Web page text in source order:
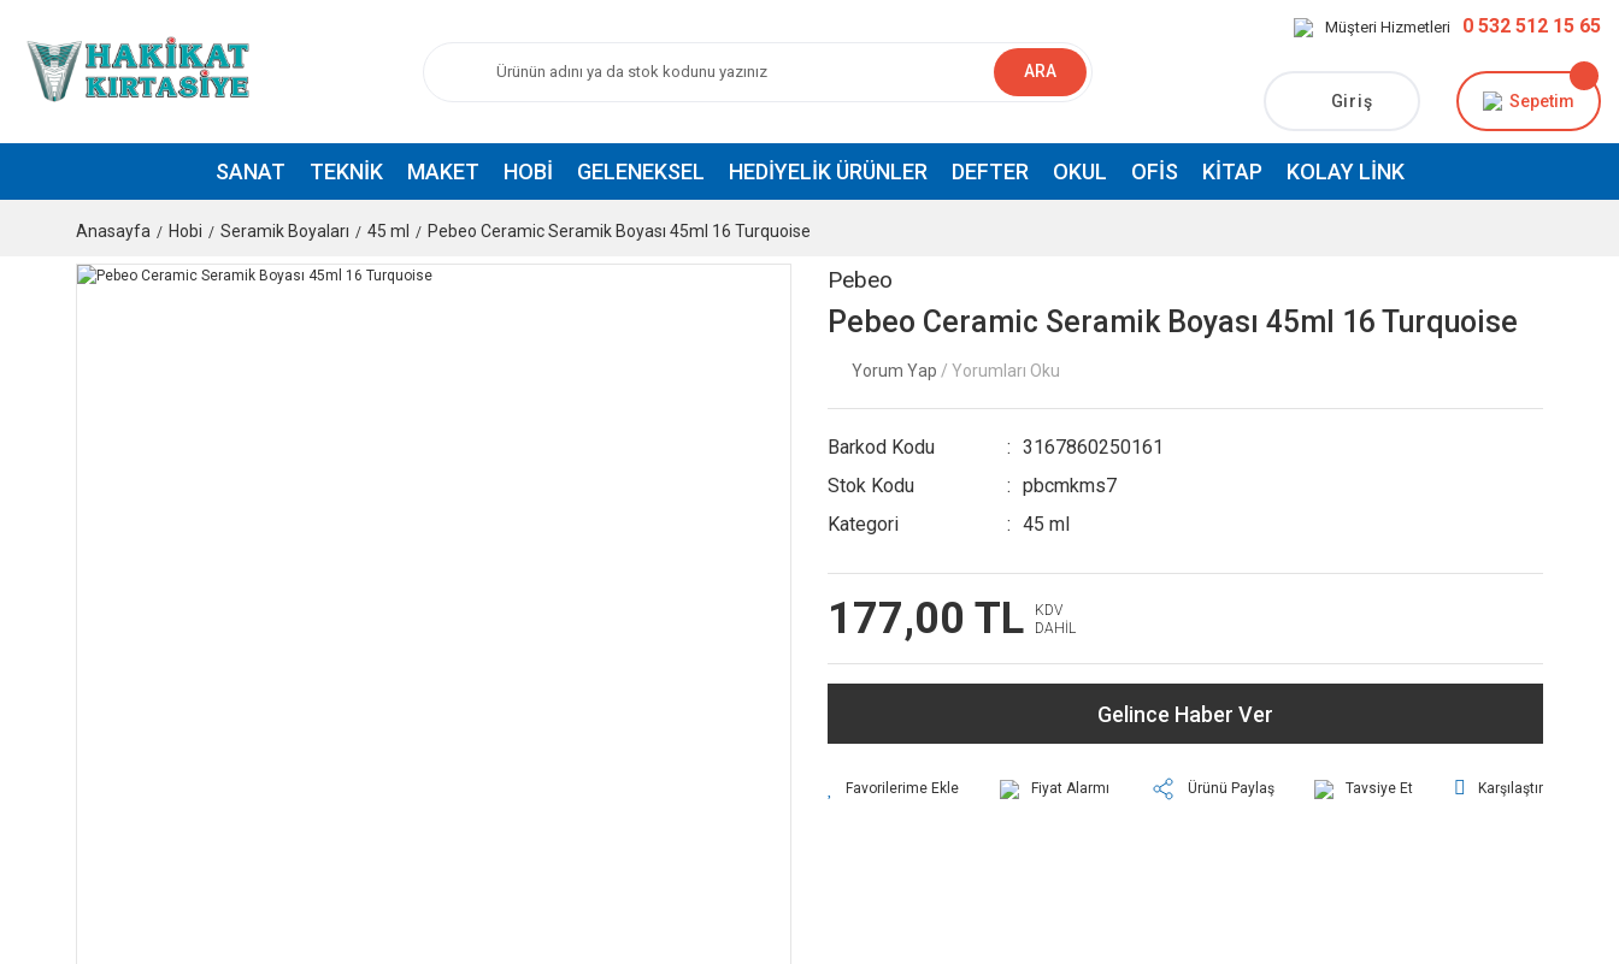
ARA
Müşteri Hizmetleri 0 532 512 15 65
Giriş Sepetim
SANAT TEKNIK MAKET HOBI GELENEKSEL HEDIYELIK ÜRÜNLER DEFTER OKUL OFIS KITAP KOLAY LINK
Anasayfa Hobi Seramik Boyaları 45 ml Pebeo Ceramic Seramik Boyası 45ml 16 Turquoise
Pebeo
Pebeo Ceramic Seramik Boyası 45ml 16 Turquoise
Yorum Yap / Yorumları Oku
Barkod Kodu
3167860250161
Stok Kodu
pbcmkms7
Kategori
45 ml
177,00 TL
KDV
DAHİL
Gelince Haber Ver
Fiyat Alarmı Ürünü Paylaş Tavsiye Et Karşılaştır